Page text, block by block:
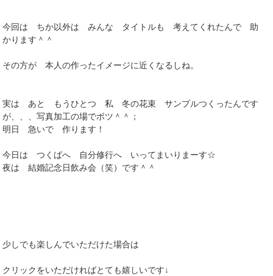
今回は ちか以外は みんな タイトルも 考えてくれたんで 助
かります＾＾
その方が 本人の作ったイメージに近くなるしね。
実は あと もうひとつ 私 冬の花束 サンプルつくったんです
が、、、写真加工の場でボツ＾＾；
明日 急いで 作ります！
今日は つくばへ 自分修行へ いってまいりまーす☆
夜は 結婚記念日飲み会（笑）です＾＾
少しでも楽しんでいただけた場合は
クリックをいただければとても嬉しいです↓